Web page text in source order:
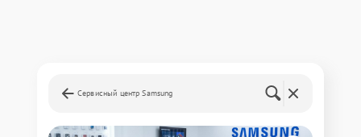
Сервисный центр Samsung